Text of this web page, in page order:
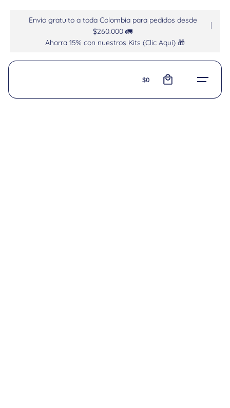
Envío gratuito a toda Colombia para pedidos desde
$260.000 🚛
Ahorra 15% con nuestros Kits (Clic Aquí) 🎁
$0